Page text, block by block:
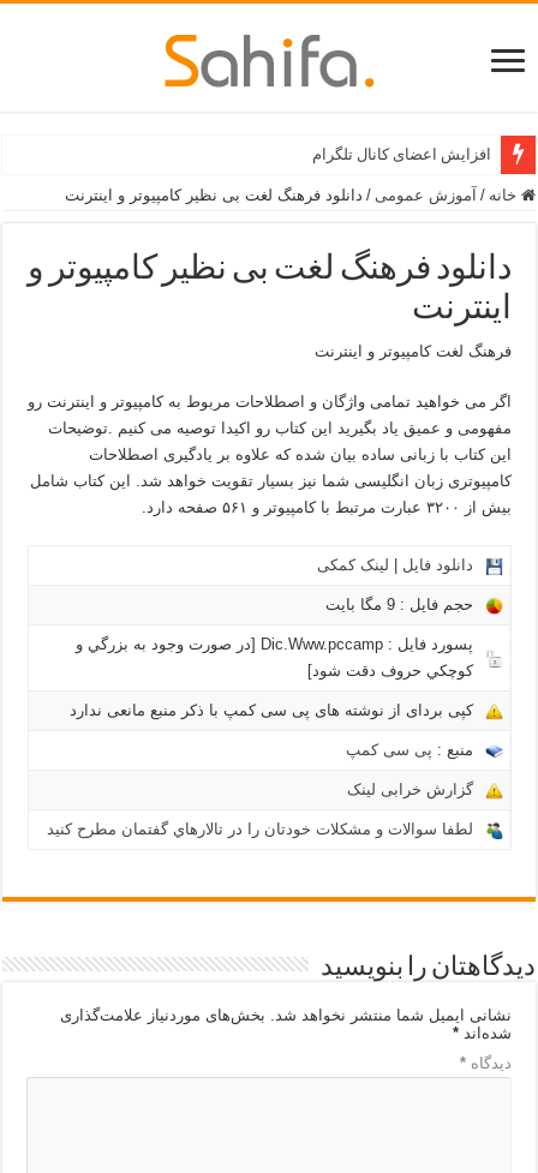
افزایش اعضای کانال تلگرام
خانه / آموزش عمومی / دانلود فرهنگ لغت بی نظیر کامپیوتر و اینترنت
دانلود فرهنگ لغت بی نظیر کامپیوتر و
اینترنت
فرهنگ لغت کامپیوتر و اینترنت
اگر می خواهید تمامی واژگان و اصطلاحات مربوط به کامپیوتر و اینترنت رو
مفهومی و عمیق یاد بگیرید این کتاب رو اکیدا توصیه می کنیم .توضیحات
این کتاب با زبانی ساده بیان شده که علاوه بر یادگیری اصطلاحات
کامپیوتری زبان انگلیسی شما نیز بسیار تقویت خواهد شد. این کتاب شامل
بیش از ۳۲۰۰ عبارت مرتبط با کامپیوتر و ۵۶۱ صفحه دارد.
دانلود فایل | لینک کمکی
حجم فایل : 9 مگا بايت
پسورد فایل : Dic.Www.pccamp [در صورت وجود به بزرگي و
كوچكي حروف دقت شود]
کپی بردای از نوشته های پی سی کمپ با ذکر منبع مانعی ندارد
منبع : پی سی کمپ
گزارش خرابی لینک
لطفا سوالات و مشکلات خودتان را در تالارهاي گفتمان مطرح کنید
دیدگاهتان را بنویسید
نشانی ایمیل شما منتشر نخواهد شد. بخش‌های موردنیاز علامت‌گذاری
شده‌اند*
دیدگاه*